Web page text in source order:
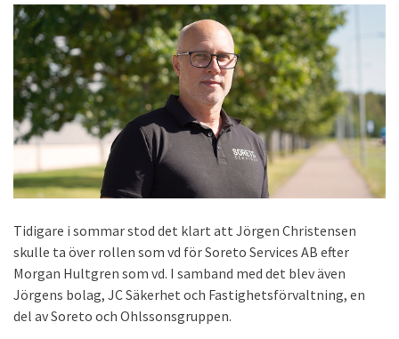
Tidigare i sommar stod det klart att Jörgen Christensen
skulle ta över rollen som vd för Soreto Services AB efter
Morgan Hultgren som vd. I samband med det blev även
Jörgens bolag, JC Säkerhet och Fastighetsförvaltning, en
del av Soreto och Ohlssonsgruppen.